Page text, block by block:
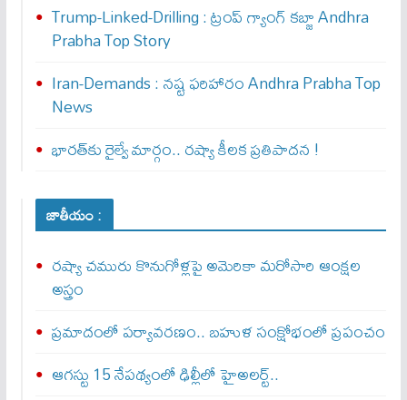
Trump-Linked-Drilling : ట్రంప్ గ్యాంగ్ క‌బ్జా Andhra
Prabha Top Story
Iran-Demands : న‌ష్ట ఫ‌రిహారం Andhra Prabha Top
News
భారత్‌కు రైల్వే మార్గం.. రష్యా కీలక ప్రతిపాదన !
జాతీయం :
రష్యా చమురు కొనుగోళ్లపై అమెరికా మరోసారి ఆంక్షల
అస్త్రం
ప్రమాదంలో పర్యావరణం.. బహుళ సంక్షోభంలో ప్రపంచం
ఆగస్టు 15 నేపథ్యంలో ఢిల్లీలో హైఅలర్ట్..